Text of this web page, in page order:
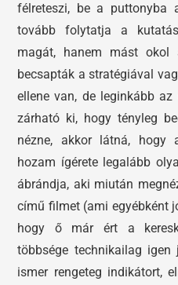
félreteszi, be a puttonyba
tovább folytatja a
magát, hanem mást okol
becsapták a stratégiával
ellene van, de leginkább
zárható ki, hogy tényleg
nézne, akkor látná, hogy
hozam ígérete legalább
ábrándja, aki miután
című filmet (ami egyébként
hogy ő már ért a
többsége technikailag
ismer rengeteg indikátort,